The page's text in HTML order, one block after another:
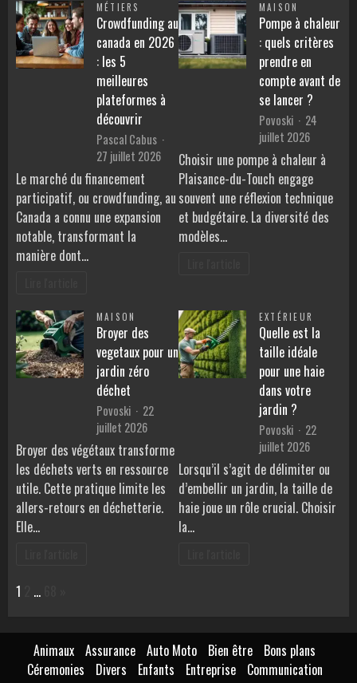
MÉTIERS
Crowdfunding au
canada en 2026
: les 5
meilleures
plateformes à
découvrir
Pascal Cabus
27 juillet 2026
Le marché du financement
participatif, ou crowdfunding, au
Canada a connu une expansion
notable, transformant la
manière dont…
MAISON
Pompe à chaleur
: quels critères
prendre en
compte avant de
se lancer ?
Povoski
24
juillet 2026
Choisir une pompe à chaleur à
Plaisance-du-Touch engage
souvent une réflexion technique
et budgétaire. La diversité des
modèles…
MAISON
Broyer des
vegetaux pour un
jardin zéro
déchet
Povoski
22
juillet 2026
Broyer des végétaux transforme
les déchets verts en ressource
utile. Cette pratique limite les
allers-retours en déchetterie.
Elle…
EXTÉRIEUR
Quelle est la
taille idéale
pour une haie
dans votre
jardin ?
Povoski
22
juillet 2026
Lorsqu’il s’agit de délimiter ou
d’embellir un jardin, la taille de
haie joue un rôle crucial. Choisir
la…
Page:
1 …
Animaux Assurance Auto Moto Bien être
Bons plans
Céremonies
Divers Enfants Entreprise
Communication